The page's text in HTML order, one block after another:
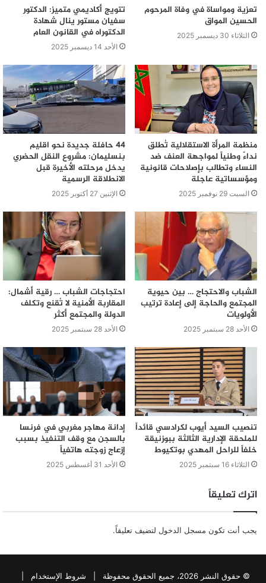
تعزية ومواساة في وفاة المرحوم
الحسين المواق
الثلاثاء 30 ديسمبر 2025
تتويج أكاديمي متميز: الدكتور
سفيان مستور ينال شهادة
الدكتوراه في القانون العام
الأحد 14 ديسمبر 2025
منظمة المرأة الاستقلالية تُطلق
نداءً وطنياً لمواجهة العنف ضد
النساء وتطالب بإصلاحات قانونية
ومؤسساتية عاجلة
السبت 29 نوفمبر 2025
44 حافلة جديدة نحو اقليم
بنسليمان: مشروع النقل الحضري
يدخل مرحلته الأخيرة قبل
الانطلاقة الرسمية
الإثنين 27 أكتوبر 2025
الشباب والاحتجاج … بين حيوية
المجتمع والحاجة إلى إعادة ترتيب
الأولويات
الأحد 28 سبتمبر 2025
احتجاجات الشباب … رقية أشمال:
المقاربة الأمنية لا تُقنع وتكلف
الدولة والمجتمع أكثر
الأحد 28 سبتمبر 2025
تنصيب السيد أيوب لكرادسي قائداً
للملحقة الإدارية الثالثة ببوزنيقة
خلفاً للراحل المهدي بوتكيوط
الثلاثاء 16 سبتمبر 2025
إدانة مهاجر مغربي في فرنسا
بالسجن مع وقف التنفيذ بسبب
إزعاج زوجته هاتفياً
الأحد 31 أغسطس 2025
اترك تعليقاً
يجب أنت تكون مسجل الدخول لتضيف تعليقاً.
© حقوق النشر 2026، جميع الحقوق محفوظة | شروط الإستخدام